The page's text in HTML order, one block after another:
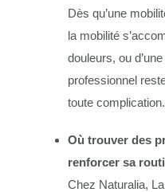
Dès qu’une
la mobilité
douleurs, ou
professionnel
toute complication.
Où trouver des
renforcer sa
Chez Naturalia,